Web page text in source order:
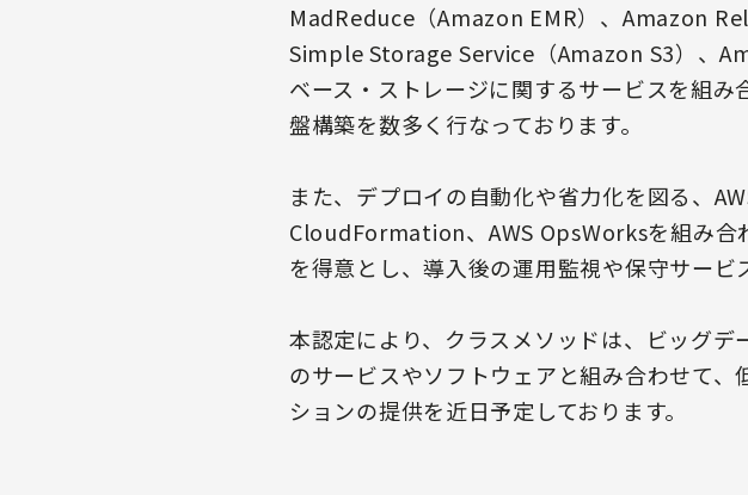
MadReduce（Amazon EMR）、Amazon
Simple Storage Service（Amazon S3）、
ベース・ストレージに関するサービスを組
盤構築を数多く行なっております。
また、デプロイの自動化や省力化を図る、
CloudFormation、AWS OpsWorksを組み合
を得意とし、導入後の運用監視や保守サービ
本認定により、クラスメソッドは、ビッグ
のサービスやソフトウェアと組み合わせて
ションの提供を近日予定しております。